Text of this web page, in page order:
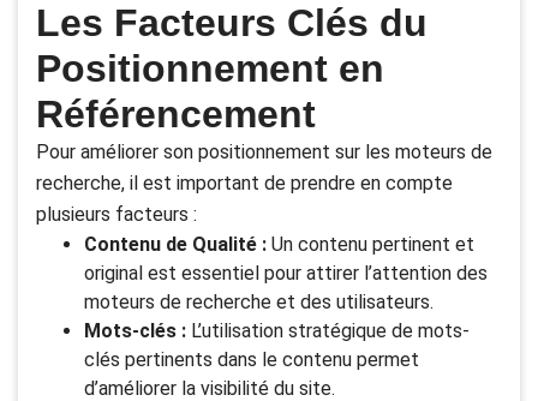
Les Facteurs Clés du
Positionnement en
Référencement
Pour améliorer son positionnement sur les moteurs de
recherche, il est important de prendre en compte
plusieurs facteurs :
Contenu de Qualité : Un contenu pertinent et
original est essentiel pour attirer l’attention des
moteurs de recherche et des utilisateurs.
Mots-clés : L’utilisation stratégique de mots-
clés pertinents dans le contenu permet
d’améliorer la visibilité du site.